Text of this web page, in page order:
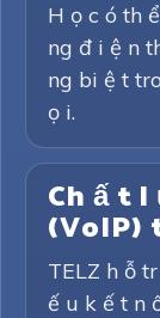
H ọ c ó th
ng đ i ệ n
ng bi ệ t
ọ i.
Ch ấ t
(VoIP)
TELZ h ỗ
ế u k ế t n